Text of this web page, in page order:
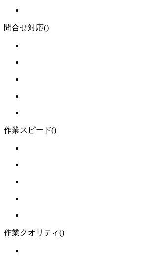
問合せ対応()
作業スピード()
作業クオリティ()